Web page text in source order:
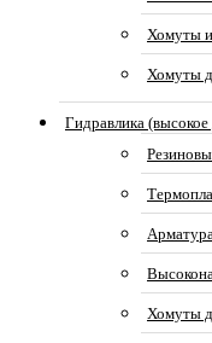
Хомуты и
Хомуты
Гидравлика (высокое
Хомуты